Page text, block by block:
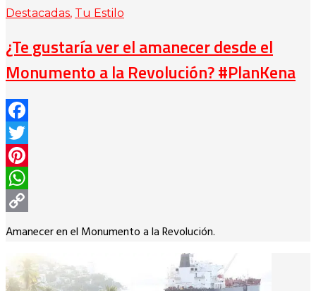
Destacadas, Tu Estilo
¿Te gustaría ver el amanecer desde el
Monumento a la Revolución? #PlanKena
Facebook
Twitter
Pinterest
WhatsApp
Copy
Amanecer en el Monumento a la Revolución.